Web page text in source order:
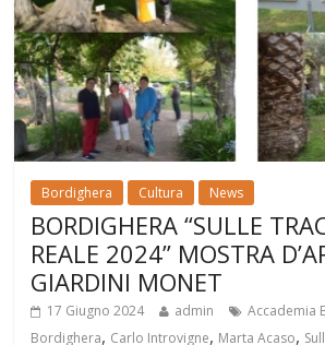
Bordighera Cultura News
BORDIGHERA “SULLE
REALE 2024” MOSTRA
GIARDINI MONET
17 Giugno 2024 admin Accademia
Bordighera, Carlo Introvigne, Marta Acaso,